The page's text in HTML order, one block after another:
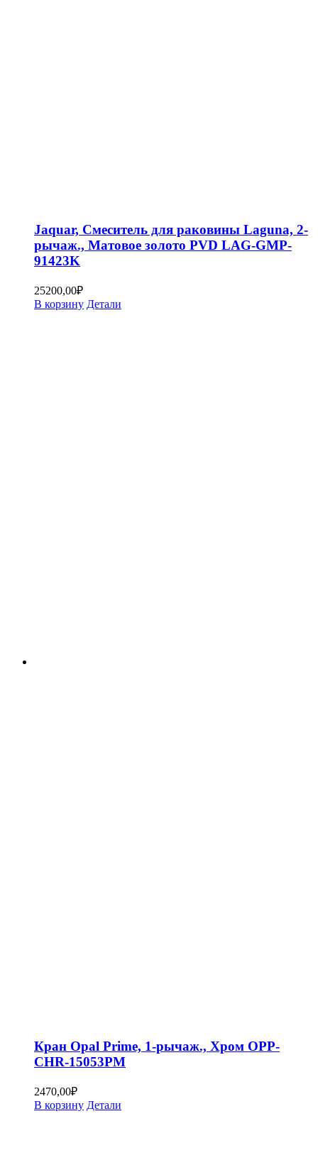
Jaquar, Смеситель для раковины Laguna, 2-
рычаж., Матовое золото PVD LAG-GMP-
91423K
25200,00₽
В корзину Детали
Кран Opal Prime, 1-рычаж., Хром OPP-
CHR-15053PM
2470,00₽
В корзину Детали